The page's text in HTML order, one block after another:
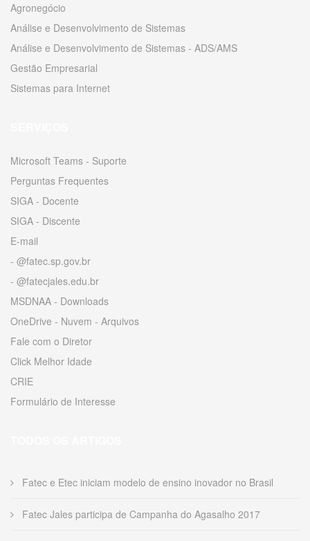
Agronegócio
Análise e Desenvolvimento de Sistemas
Análise e Desenvolvimento de Sistemas - ADS/AMS
Gestão Empresarial
Sistemas para Internet
Microsoft Teams - Suporte
Perguntas Frequentes
SIGA - Docente
SIGA - Discente
E-mail
- @fatec.sp.gov.br
- @fatecjales.edu.br
MSDNAA - Downloads
OneDrive - Nuvem - Arquivos
Fale com o Diretor
Click Melhor Idade
CRIE
Formulário de Interesse
Fatec e Etec iniciam modelo de ensino inovador no Brasil
Fatec Jales participa de Campanha do Agasalho 2017